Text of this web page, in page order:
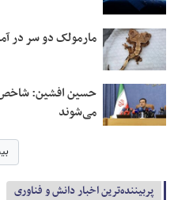
مارمولک دو سر در
حسین افشین:
می‌شوند
پربيننده‌ترين اخبار دانش و فناوری